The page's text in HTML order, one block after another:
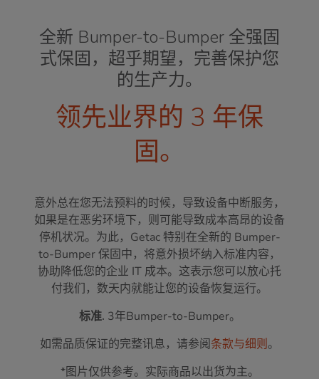
全新 Bumper-to-Bumper 全强固
式保固，超乎期望，完善保护您
的生产力。
领先业界的 3 年保
固。
意外总在您无法预料的时候，导致设备中断服务，
如果是在恶劣环境下，则可能导致成本高昂的设备
停机状况。为此，Getac 特别在全新的 Bumper-
to-Bumper 保固中，将意外损坏纳入标准内容，
协助降低您的企业 IT 成本。这表示您可以放心托
付我们，数天内就能让您的设备恢复运行。
标准. 3年Bumper-to-Bumper。
如需品质保证的完整讯息，请参阅条款与细则 。
*图片仅供参考。实际商品以出货为主。